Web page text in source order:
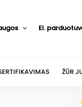
El.
ŽŪR